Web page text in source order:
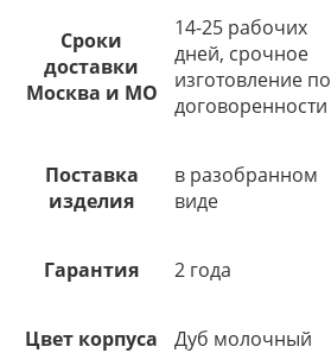
Сроки
доставки
Москва и МО
14-25 рабочих
дней, срочное
изготовление по
договоренности
Поставка
изделия
в разобранном
виде
Гарантия 2 года
Цвет корпуса Дуб молочный